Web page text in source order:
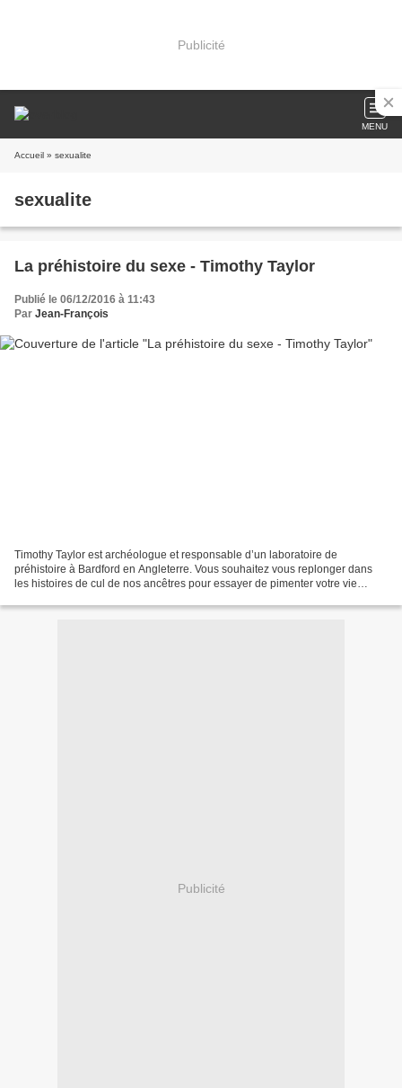
Publicité
MENU
Accueil » sexualite
sexualite
La préhistoire du sexe - Timothy Taylor
Publié le 06/12/2016 à 11:43
Par Jean-François
Timothy Taylor est archéologue et responsable d’un laboratoire de
préhistoire à Bardford en Angleterre. Vous souhaitez vous replonger dans
les histoires de cul de nos ancêtres pour essayer de pimenter votre vie
Publicité